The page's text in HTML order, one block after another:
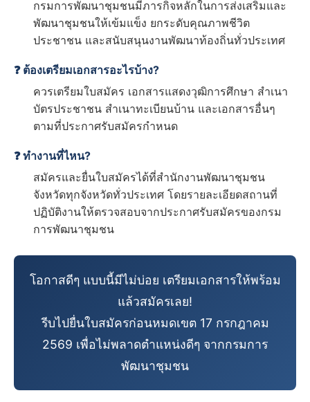
กรมการพัฒนาชุมชนมีภารกิจหลักในการส่งเสริมและ
พัฒนาชุมชนให้เข้มแข็ง ยกระดับคุณภาพชีวิต
ประชาชน และสนับสนุนงานพัฒนาท้องถิ่นทั่วประเทศ
❓ ต้องเตรียมเอกสารอะไรบ้าง?
ควรเตรียมใบสมัคร เอกสารแสดงวุฒิการศึกษา สำเนา
บัตรประชาชน สำเนาทะเบียนบ้าน และเอกสารอื่นๆ
ตามที่ประกาศรับสมัครกำหนด
❓ ทำงานที่ไหน?
สมัครและยื่นใบสมัครได้ที่สำนักงานพัฒนาชุมชน
จังหวัดทุกจังหวัดทั่วประเทศ โดยรายละเอียดสถานที่
ปฏิบัติงานให้ตรวจสอบจากประกาศรับสมัครของกรม
การพัฒนาชุมชน
โอกาสดีๆ แบบนี้มีไม่บ่อย เตรียมเอกสารให้พร้อม
แล้วสมัครเลย!
รีบไปยื่นใบสมัครก่อนหมดเขต 17 กรกฎาคม
2569 เพื่อไม่พลาดตำแหน่งดีๆ จากกรมการ
พัฒนาชุมชน